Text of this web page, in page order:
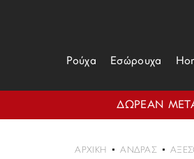
Ρούχα Εσώρουχα
ΔΩΡΕΑΝ
ΑΡΧΙΚΉ ΑΝΔΡΑΣ